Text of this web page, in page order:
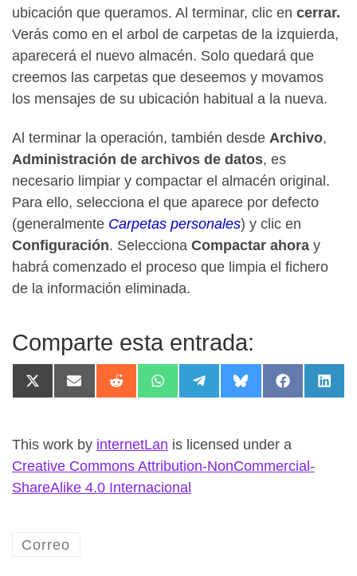
ubicación que queramos. Al terminar, clic en cerrar.
Verás como en el arbol de carpetas de la izquierda,
aparecerá el nuevo almacén. Solo quedará que
creemos las carpetas que deseemos y movamos
los mensajes de su ubicación habitual a la nueva.
Al terminar la operación, también desde Archivo,
Administración de archivos de datos, es
necesario limpiar y compactar el almacén original.
Para ello, selecciona el que aparece por defecto
(generalmente Carpetas personales) y clic en
Configuración. Selecciona Compactar ahora y
habrá comenzado el proceso que limpia el fichero
de la información eliminada.
Comparte esta entrada:
Compartir en X (Twitter)
Compartir en Email
Compartir en Reddit
Compartir en WhatsApp
Compartir en Telegram
Compartir en
Compartir
This work by internetLan is licensed under a
Creative Commons Attribution-NonCommercial-
ShareAlike 4.0 Internacional
Correo